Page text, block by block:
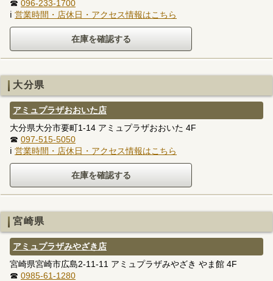
☎ 096-233-1700
ℹ 営業時間・店休日・アクセス情報はこちら
大分県
アミュプラザおおいた店
大分県大分市要町1-14 アミュプラザおおいた 4F
☎ 097-515-5050
ℹ 営業時間・店休日・アクセス情報はこちら
宮崎県
アミュプラザみやざき店
宮崎県宮崎市広島2-11-11 アミュプラザみやざき やま館 4F
☎ 0985-61-1280